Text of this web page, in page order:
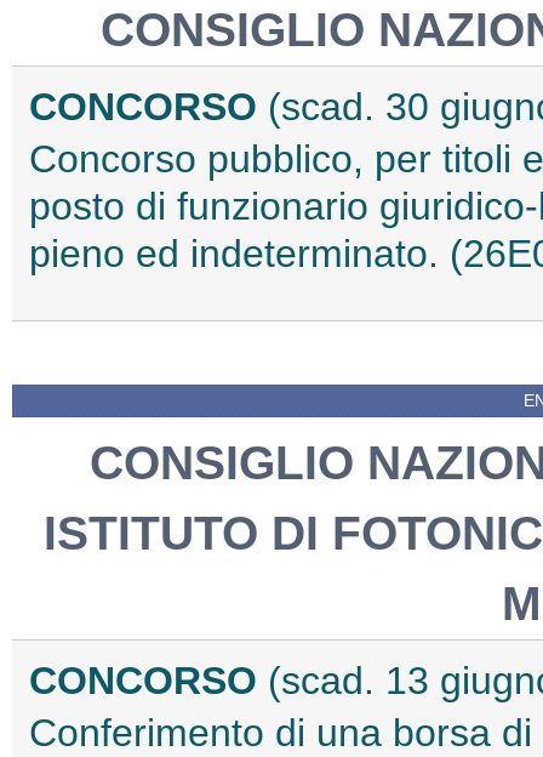
CONSIGLIO
CONCORSO (scad. 30
Concorso pubblico, per titoli
posto di funzionario
pieno ed indeterminato.
CONSIGLIO
ISTITUTO DI
CONCORSO (scad. 13
Conferimento di una borsa